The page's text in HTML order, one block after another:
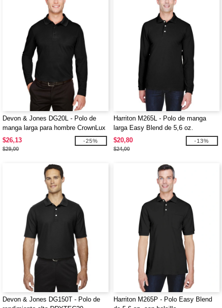
Devon & Jones DG20L - Polo de
manga larga para hombre CrownLux
Performance Plaited
$26,13
$29,00
-25%
Harriton M265L - Polo de manga
larga Easy Blend de 5,6 oz.
$20,80
$24,00
-13%
Devon & Jones DG150T - Polo de
Harriton M265P - Polo Easy Blend